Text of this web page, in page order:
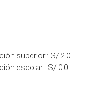
superior : S/.2.0
escolar : S/.0.0